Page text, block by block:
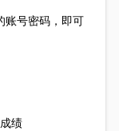
账号密码，即可
绩